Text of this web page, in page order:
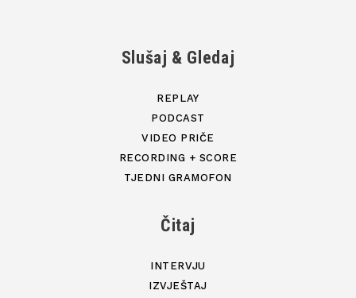
Slušaj & Gledaj
REPLAY
PODCAST
VIDEO PRIČE
RECORDING + SCORE
TJEDNI GRAMOFON
Čitaj
INTERVJU
IZVJEŠTAJ